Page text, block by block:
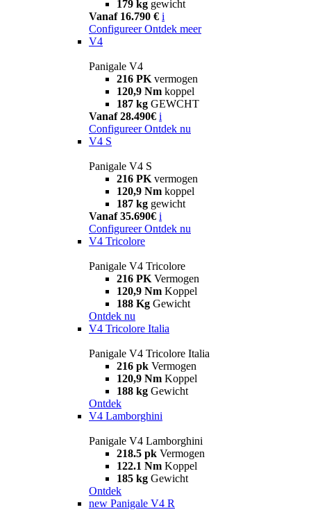
179 kg gewicht
Vanaf 16.790 € i
Configureer Ontdek meer
V4
Panigale V4
216 PK vermogen
120,9 Nm koppel
187 kg GEWCHT
Vanaf 28.490€ i
Configureer Ontdek nu
V4 S
Panigale V4 S
216 PK vermogen
120,9 Nm koppel
187 kg gewicht
Vanaf 35.690€ i
Configureer Ontdek nu
V4 Tricolore
Panigale V4 Tricolore
216 PK Vermogen
120,9 Nm Koppel
188 Kg Gewicht
Ontdek nu
V4 Tricolore Italia
Panigale V4 Tricolore Italia
216 pk Vermogen
120,9 Nm Koppel
188 kg Gewicht
Ontdek
V4 Lamborghini
Panigale V4 Lamborghini
218.5 pk Vermogen
122.1 Nm Koppel
185 kg Gewicht
Ontdek
new Panigale V4 R